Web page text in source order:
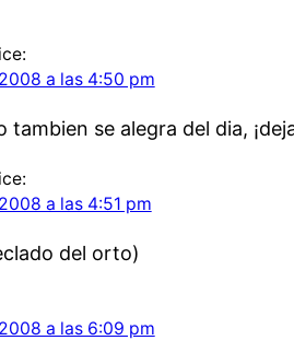
a las 4:50 pm
tambien se alegra del dia,
a las 4:51 pm
del orto)
a las 6:09 pm